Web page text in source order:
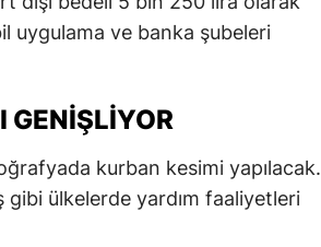
uygulama ve banka şubeleri
GENIŞLIYOR
kurban kesimi yapılacak.
ülkelerde yardım faaliyetleri